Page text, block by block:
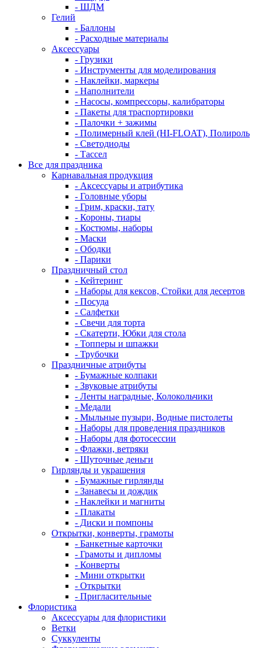
- ШДМ
Гелий
- Баллоны
- Расходные материалы
Аксессуары
- Грузики
- Инструменты для моделирования
- Наклейки, маркеры
- Наполнители
- Насосы, компрессоры, калибраторы
- Пакеты для траспортировки
- Палочки + зажимы
- Полимерный клей (HI-FLOAT), Полироль
- Светодиоды
- Тассел
Все для праздника
Карнавальная продукция
- Аксессуары и атрибутика
- Головные уборы
- Грим, краски, тату
- Короны, тиары
- Костюмы, наборы
- Маски
- Ободки
- Парики
Праздничный стол
- Кейтеринг
- Наборы для кексов, Стойки для десертов
- Посуда
- Салфетки
- Свечи для торта
- Скатерти, Юбки для стола
- Топперы и шпажки
- Трубочки
Праздничные атрибуты
- Бумажные колпаки
- Звуковые атрибуты
- Ленты наградные, Колокольчики
- Медали
- Мыльные пузыри, Водные пистолеты
- Наборы для проведения праздников
- Наборы для фотосессии
- Флажки, ветряки
- Шуточные деньги
Гирлянды и украшения
- Бумажные гирлянды
- Занавесы и дождик
- Наклейки и магниты
- Плакаты
- Диски и помпоны
Открытки, конверты, грамоты
- Банкетные карточки
- Грамоты и дипломы
- Конверты
- Мини открытки
- Открытки
- Пригласительные
Флористика
Аксессуары для флористики
Ветки
Суккуленты